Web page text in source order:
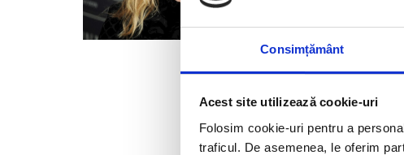
Consimțământ
Acest site utilizează cookie-uri
Folosim cookie-uri pentru a
traficul. De asemenea, le oferim